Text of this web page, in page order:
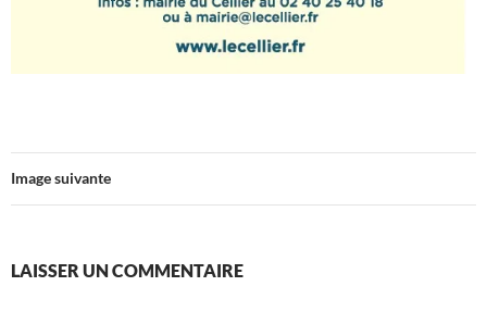
Image suivante
LAISSER UN COMMENTAIRE